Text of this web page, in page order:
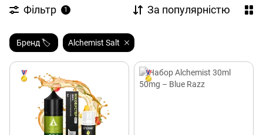
Фільтр 1 За популярністю
Бренд 🏷️ Alchemist Salt